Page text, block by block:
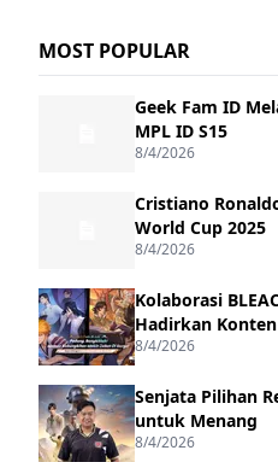
MOST POPULAR
Geek Fam ID
MPL ID S15
8/4/2026
Cristiano
World Cup 2025
8/4/2026
Kolaborasi
Hadirkan
8/4/2026
Senjata Pilihan
untuk Menang
8/4/2026